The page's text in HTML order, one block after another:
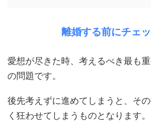
離婚する前にチェ
愛想が尽きた時、考えるべき最も
の問題です。
後先考えずに進めてしまうと、そ
く狂わせてしまうものとなります。